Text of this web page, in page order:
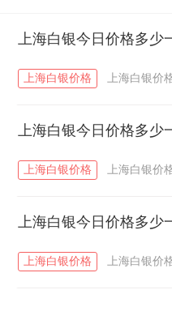
上海白银今日价格多少
上海白银价格 上海白银价
上海白银今日价格多少
上海白银价格 上海白银价
上海白银今日价格多少
上海白银价格 上海白银价